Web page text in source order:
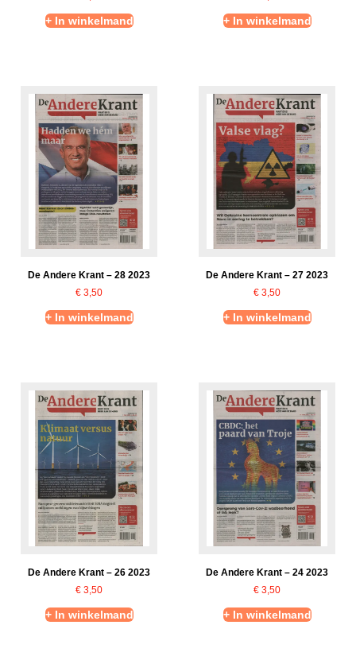
+ In winkelmand + In winkelmand
De Andere Krant – 28 2023
€ 3,50
+ In winkelmand
De Andere Krant – 27 2023
€ 3,50
+ In winkelmand
De Andere Krant – 26 2023
€ 3,50
+ In winkelmand
De Andere Krant – 24 2023
€ 3,50
+ In winkelmand